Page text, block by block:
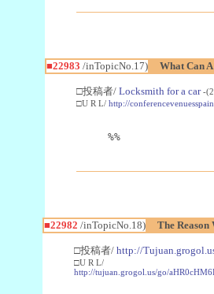
■22983 /inTopicNo.17) What Can
□投稿者/ Locksmith for a car -
□U R L/ http://
%%
■22982 /inTopicNo.18) The Reason
□投稿者/ http://
□U R L/
http://tujuan.grogol.us/go/